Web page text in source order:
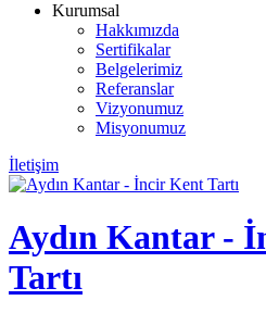
Kurumsal
Hakkımızda
Sertifikalar
Belgelerimiz
Referanslar
Vizyonumuz
Misyonumuz
İletişim
Aydın Kantar -
Tartı